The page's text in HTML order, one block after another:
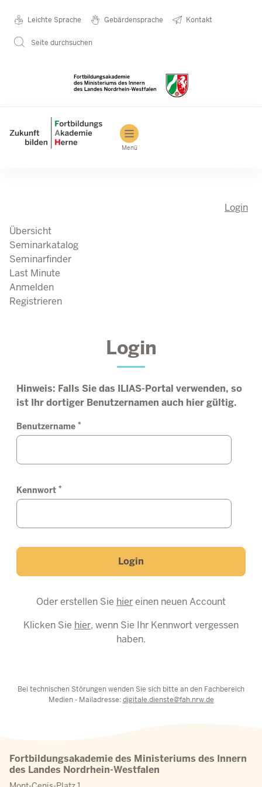
Metanavigation
Leichte Sprache Gebärdensprache Kontakt
Seite durchsuchen
Main navigation
Menü
Login
Übersicht
Seminarkatalog
Seminarfinder
Last Minute
Anmelden
Registrieren
Login
Hinweis: Falls Sie das ILIAS-Portal verwenden, so
ist Ihr dortiger Benutzernamen auch hier gültig.
Benutzername *
Kennwort *
Login
Oder erstellen Sie hiereinen neuen Account
Klicken Sie hier, wenn Sie Ihr Kennwort vergessen
haben.
Bei technischen Störungen wenden Sie sich bitte an den Fachbereich
Medien - Mailadresse:digitale.dienste@fah.nrw.de
Fortbildungsakademie des Ministeriums des Innern
des Landes Nordrhein-Westfalen